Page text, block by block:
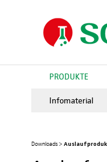
PRODUKTE
Infomaterial
Downloads >